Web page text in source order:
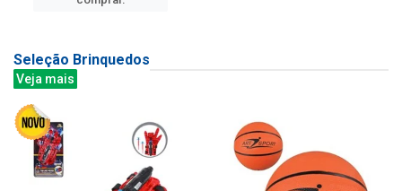
Seleção Brinquedos
Veja mais